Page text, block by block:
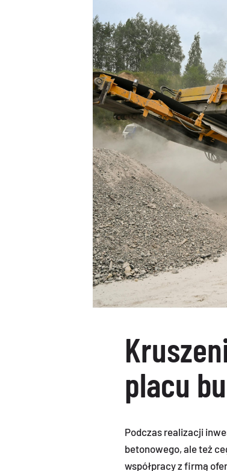
placu
Podczas realizacji
betonowego, ale też
współpracy z firmą